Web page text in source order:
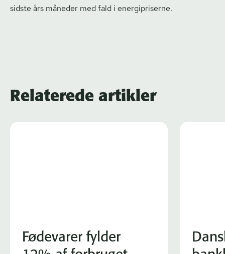
sidste års måneder med fald i energipriserne.
Relaterede artikler
Fødevarer fylder